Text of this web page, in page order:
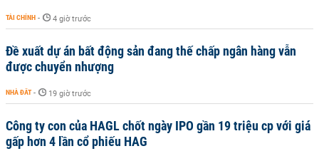
TÀI CHÍNH - 4 giờ trước
Đề xuất dự án bất động sản đang thế chấp ngân hàng vẫn
được chuyển nhượng
NHÀ ĐẤT - 19 giờ trước
Công ty con của HAGL chốt ngày IPO gần 19 triệu cp với giá
gấp hơn 4 lần cổ phiếu HAG